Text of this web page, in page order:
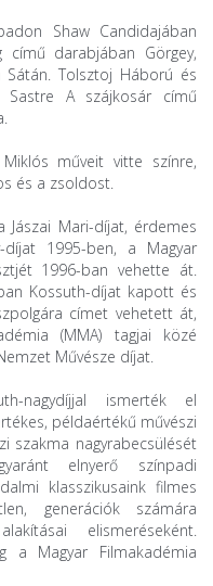
Shaw Candidajában
című darabjában Görgey,
Tolsztoj Háború és
A szájkosár című
műveit vitte színre,
és a zsoldost.
Mari-díjat, érdemes
díjat 1995-ben, a Magyar
1996-ban vehette át.
Kossuth-díjat kapott és
címet vehetett át,
(MMA) tagjai közé
Művésze díjat.
nagydíjjal ismerték el
példaértékű művészi
szakma nagyrabecsülését
elnyerő színpadi
klasszikusaink filmes
generációk számára
elismeréseként.
a Magyar Filmakadémia